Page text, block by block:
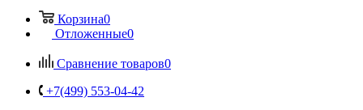
Корзина0
Отложенные0
Сравнение товаров0
+7(499) 553-04-42